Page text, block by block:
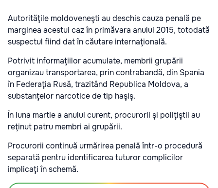
Autorităţile moldoveneşti au deschis cauza penală pe
marginea acestui caz în primăvara anului 2015, totodată
suspectul fiind dat în căutare internaţională.
Potrivit informaţiilor acumulate, membrii grupării
organizau transportarea, prin contrabandă, din Spania
în Federaţia Rusă, trazitând Republica Moldova, a
substanţelor narcotice de tip haşiş.
În luna martie a anului curent, procurorii şi poliţiştii au
reţinut patru membri ai grupării.
Procurorii continuă urmărirea penală într-o procedură
separată pentru identificarea tuturor complicilor
implicaţi în schemă.